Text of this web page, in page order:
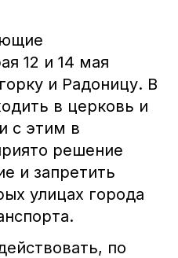
12 и 14 мая
и Радоницу. В
в церковь и
с этим в
решение
и запретить
улицах города
по